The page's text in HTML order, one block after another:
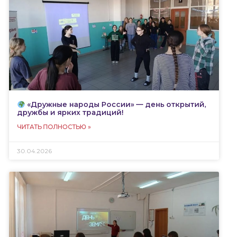
«Дружные народы России» — день открытий,
дружбы и ярких традиций!
ЧИТАТЬ ПОЛНОСТЬЮ »
30.04.2026